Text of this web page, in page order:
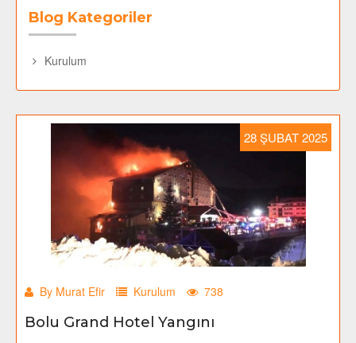
28 ŞUBAT 2025
By Murat Efir Kurulum 738
Bolu Grand Hotel Yangını
Blog Kategoriler
Kurulum